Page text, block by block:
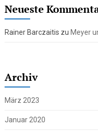
Neueste
Rainer Barczaitis zu Meyer
Archiv
März 2023
Januar 2020